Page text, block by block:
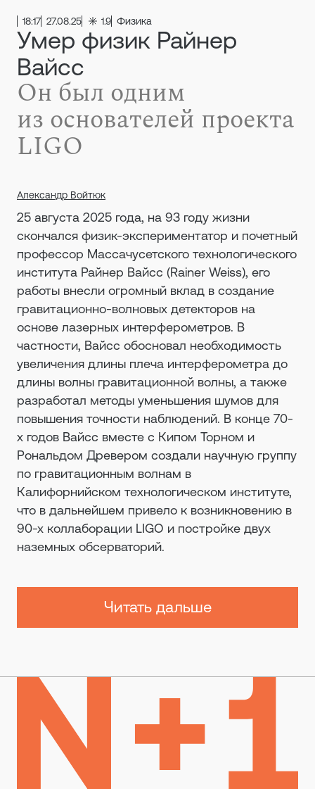
18:17 27.08.25 1.9 Физика
Умер физик Райнер
Вайсс
Он был одним
из основателей проекта
LIGO
Александр Войтюк
25 августа 2025 года, на 93 году жизни
скончался физик-экспериментатор и почетный
профессор Массачусетского технологического
института Райнер Вайсс (Rainer Weiss), его
работы внесли огромный вклад в создание
гравитационно-волновых детекторов на
основе лазерных интерферометров. В
частности, Вайсс обосновал необходимость
увеличения длины плеча интерферометра до
длины волны гравитационной волны, а также
разработал методы уменьшения шумов для
повышения точности наблюдений. В конце 70-
х годов Вайсс вместе с Кипом Торном и
Рональдом Древером создали научную группу
по гравитационным волнам в
Калифорнийском технологическом институте,
что в дальнейшем привело к возникновению в
90-х коллаборации LIGO и постройке двух
наземных обсерваторий.
Читать дальше